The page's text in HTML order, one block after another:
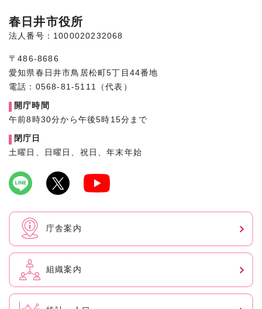
春日井市役所
法人番号：1000020232068
〒486-8686
愛知県春日井市鳥居松町5丁目44番地
電話：0568-81-5111（代表）
開庁時間
午前8時30分から午後5時15分まで
閉庁日
土曜日、日曜日、祝日、年末年始
庁舎案内
組織案内